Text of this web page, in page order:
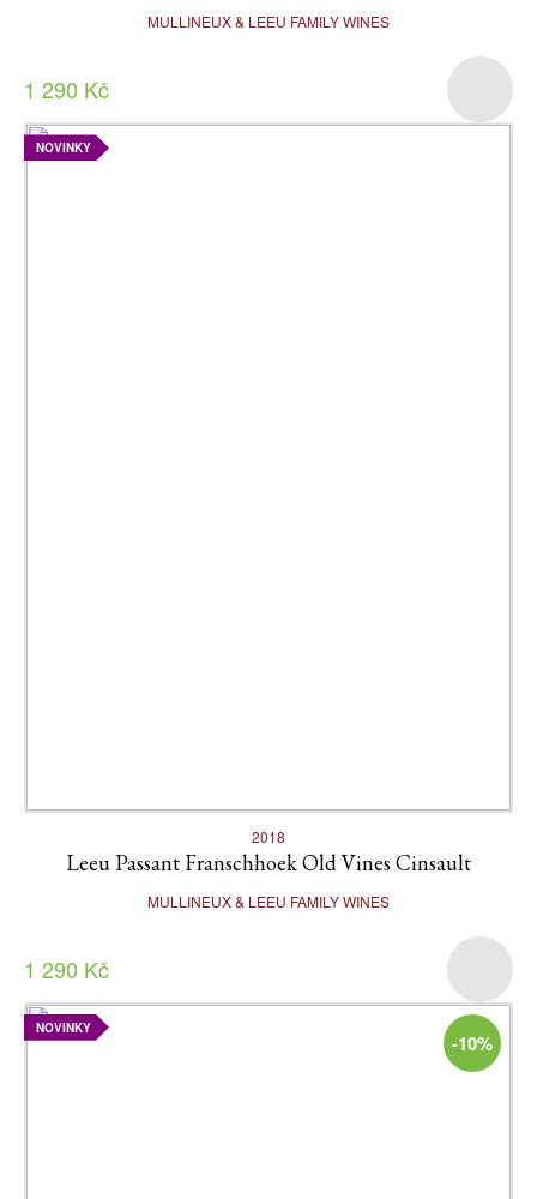
MULLINEUX & LEEU FAMILY WINES
1 290 Kč
NOVINKY
2018
Leeu Passant Franschhoek Old Vines Cinsault
MULLINEUX & LEEU FAMILY WINES
1 290 Kč
NOVINKY
-10%